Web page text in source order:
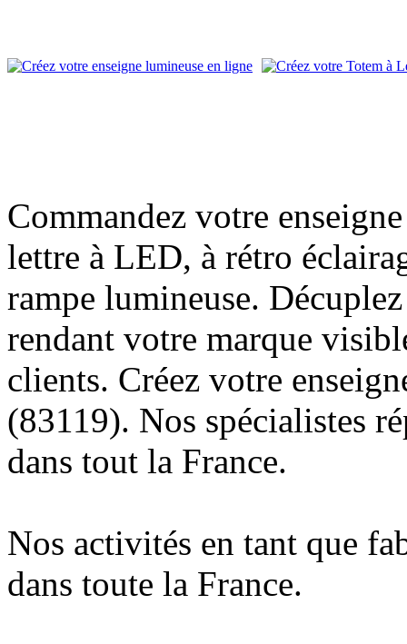
Commandez votre
lettre à LED, à rétro
rampe lumineuse.
rendant votre marque
clients. Créez votre
(83119). Nos spécialistes
dans tout la France.
Nos activités en tant que
dans toute la France.